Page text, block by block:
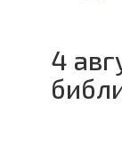
4